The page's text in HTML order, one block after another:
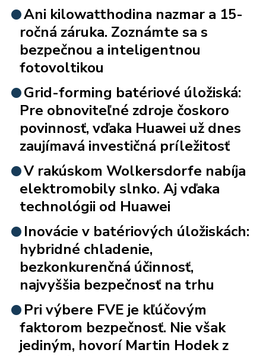
Ani kilowatthodina nazmar a 15-
ročná záruka. Zoznámte sa s
bezpečnou a inteligentnou
fotovoltikou
Grid-forming batériové úložiská:
Pre obnoviteľné zdroje čoskoro
povinnosť, vďaka Huawei už dnes
zaujímavá investičná príležitosť
V rakúskom Wolkersdorfe nabíja
elektromobily slnko. Aj vďaka
technológii od Huawei
Inovácie v batériových úložiskách:
hybridné chladenie,
bezkonkurenčná účinnosť,
najvyššia bezpečnosť na trhu
Pri výbere FVE je kľúčovým
faktorom bezpečnosť. Nie však
jediným, hovorí Martin Hodek z